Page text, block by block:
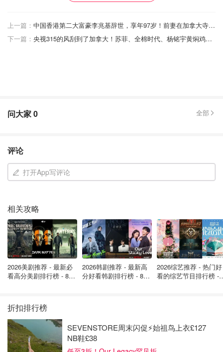
1996年和1997年，李兆基连续两年蝉联亚洲首富，但1998
年亚洲金融危机后，李嘉诚逆势崛起，霸占香港首富宝座长
在《福布斯》公布的2025年度香港50大富豪榜中，李兆基
身家涨8.1%，达2277亿港元），位居第二，仅次于李嘉
香港富豪的传奇故事中，你最敬佩哪一位？欢迎分享你的看
法！
出席！
是不是有鸡腿吃 4118
李嘉诚半夜发公告，宣布要卖掉43个
港口，大赚超190亿美元！接盘方为美
网传红顶商人荣氏家族移民加拿大，
疑似搬家视频曝光！家族资产已超过
上一篇：
中国香港第二大富豪李兆基辞世，享年97岁！前妻在加拿大寺庙住了30年！
下一篇：
央视315的风刮到了加拿大！苏菲、全棉时代、杨铭宇黄焖鸡等“黑榜”商品这里全有！
问大家0 全部
评论
打开App写评论
相关攻略
2026美剧推荐 - 最新必
看高分美剧排行榜 - 8月
2026韩剧推荐 - 最新高
分好看韩剧排行榜 - 8月
2026综艺推荐 - 热门好
看的综艺节目排行榜 -
折扣排行榜
SEVENSTORE周末闪促⚡️始祖鸟上衣£127
NB鞋£38